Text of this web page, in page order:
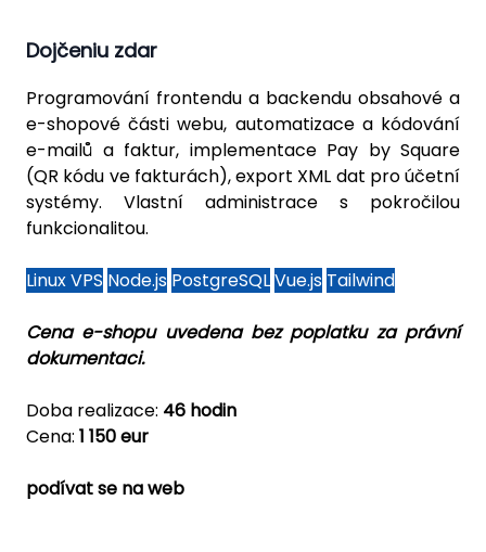
Dojčeniu zdar
Programování frontendu a backendu obsahové a
e-shopové části webu, automatizace a kódování
e-mailů a faktur, implementace Pay by Square
(QR kódu ve fakturách), export XML dat pro účetní
systémy. Vlastní administrace s pokročilou
funkcionalitou.
Linux VPS Node.js PostgreSQLVue.js Tailwind
Cena e-shopu uvedena bez poplatku za právní
dokumentaci.
Doba realizace: 46 hodin
Cena: 1 150 eur
podívat se na web